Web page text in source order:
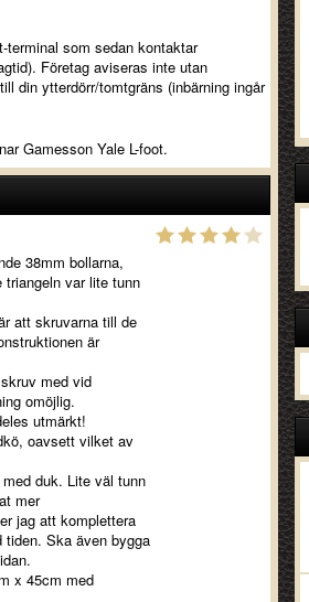
terminal som sedan kontaktar
Företag aviseras inte utan
din ytterdörr/tomtgräns (inbärning ingår
Gamesson Yale L-foot.
38mm bollarna,
triangeln var lite tunn
att skruvarna till de
är
med vid
omöjlig.
utmärkt!
oavsett vilket av
duk. Lite väl tunn
mer
jag att komplettera
Ska även bygga
x 45cm med